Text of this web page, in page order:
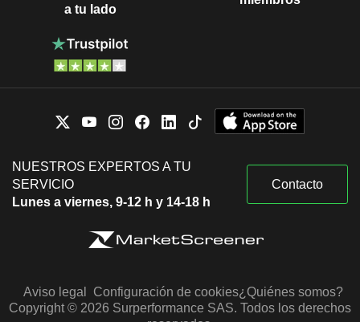
a tu lado
NUESTROS EXPERTOS A TU
SERVICIO
Lunes a viernes, 9-12 h y 14-18 h
Contacto
Aviso legal Configuración de cookies¿Quiénes somos?
Copyright © 2026 Surperformance SAS. Todos los derechos